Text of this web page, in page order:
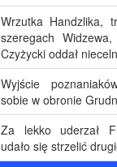
Wrzutka Handzlika,
szeregach
Czyżycki oddał
Wyjście
sobie w obronie
Za lekko uderzał
udało się strzelić